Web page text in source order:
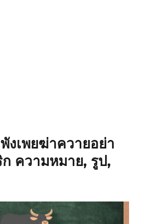
งเพยฆ่าควายอย่า
ก ความหมาย, รูป,